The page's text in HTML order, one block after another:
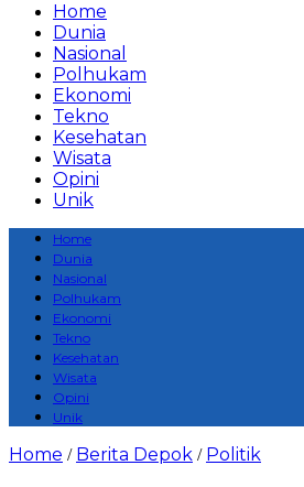
Home
Dunia
Nasional
Polhukam
Ekonomi
Tekno
Kesehatan
Wisata
Opini
Unik
Home
Dunia
Nasional
Polhukam
Ekonomi
Tekno
Kesehatan
Wisata
Opini
Unik
Home / Berita Depok / Politik